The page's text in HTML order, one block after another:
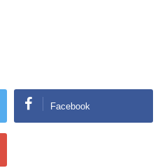
Facebook